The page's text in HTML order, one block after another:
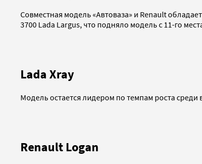
Совместная модель «Автоваза» и Renault
3700 Lada Largus, что подняло модель с 11-го
Lada Xray
Модель остается лидером по темпам роста
Renault Logan